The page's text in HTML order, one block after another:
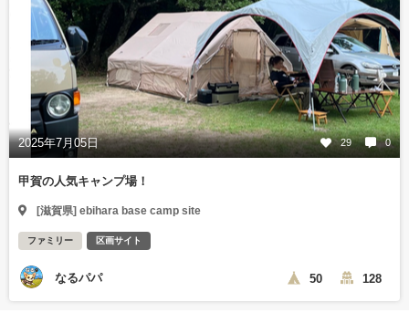
2025年7月05日 29 0
甲賀の人気キャンプ場！
[滋賀県] ebihara base camp site
ファミリー 区画サイト
なるパパ 50 128